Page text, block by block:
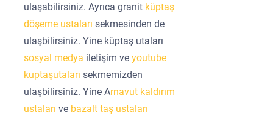
ulaşabilirsiniz. Ayrıca granit küptaş
döşeme ustaları sekmesinden de
ulaşbilirsiniz. Yine küptaş utaları
sosyal medya iletişim veyoutube
kuptaşutaları sekmemizden
ulaşbilirsiniz. Yine Arnavut kaldırım
ustaları ve bazalt taş ustaları